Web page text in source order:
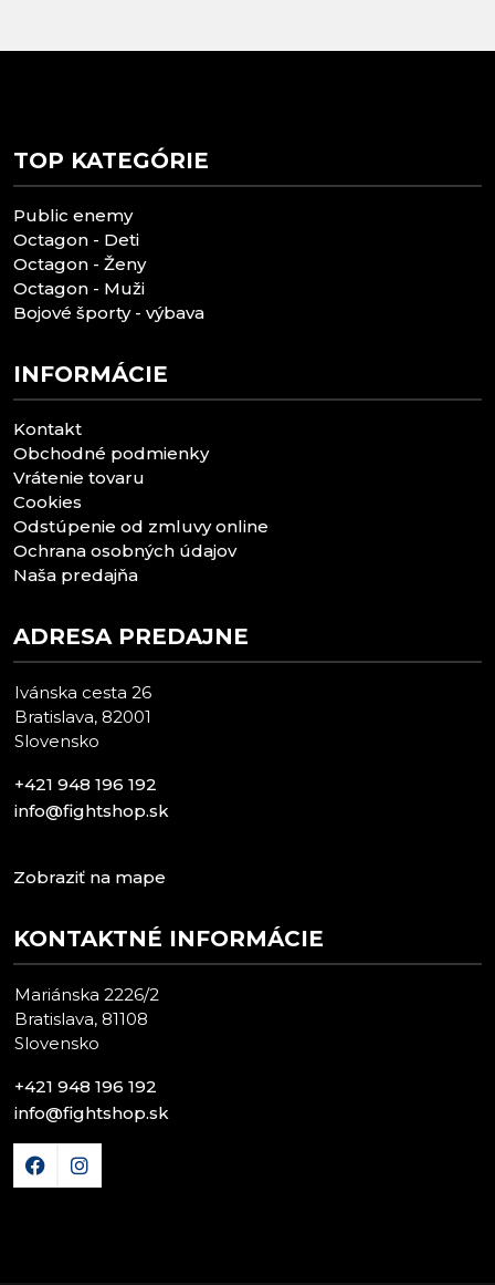
TOP KATEGÓRIE
Public enemy
Octagon - Deti
Octagon - Ženy
Octagon - Muži
Bojové športy - výbava
INFORMÁCIE
Kontakt
Obchodné podmienky
Vrátenie tovaru
Cookies
Odstúpenie od zmluvy online
Ochrana osobných údajov
Naša predajňa
ADRESA PREDAJNE
Ivánska cesta 26
Bratislava, 82001
Slovensko
+421 948 196 192
info@fightshop.sk
Zobraziť na mape
KONTAKTNÉ INFORMÁCIE
Mariánska 2226/2
Bratislava, 81108
Slovensko
+421 948 196 192
info@fightshop.sk